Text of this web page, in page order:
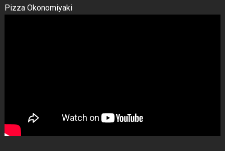
Pizza Okonomiyaki